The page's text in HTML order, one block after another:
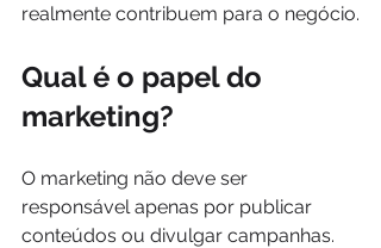
realmente contribuem para o negócio.
Qual é o papel do
marketing?
O marketing não deve ser
responsável apenas por publicar
conteúdos ou divulgar campanhas.